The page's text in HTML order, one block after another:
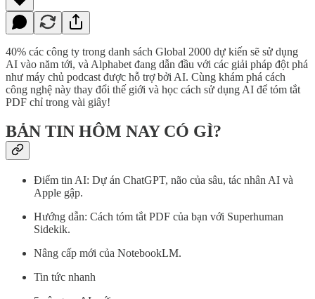
40% các công ty trong danh sách Global 2000 dự kiến sẽ sử dụng
AI vào năm tới, và Alphabet đang dẫn đầu với các giải pháp đột phá
như máy chủ podcast được hỗ trợ bởi AI. Cùng khám phá cách
công nghệ này thay đổi thế giới và học cách sử dụng AI để tóm tắt
PDF chỉ trong vài giây!
BẢN TIN HÔM NAY CÓ GÌ?
Điểm tin AI: Dự án ChatGPT, não của sâu, tác nhân AI và
Apple gập.
Hướng dẫn: Cách tóm tắt PDF của bạn với Superhuman
Sidekik.
Nâng cấp mới của NotebookLM.
Tin tức nhanh